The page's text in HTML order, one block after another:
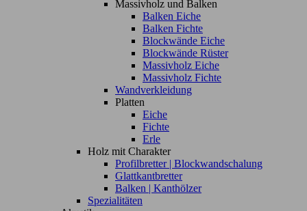
Massivholz und Balken
Balken Eiche
Balken Fichte
Blockwände Eiche
Blockwände Rüster
Massivholz Eiche
Massivholz Fichte
Wandverkleidung
Platten
Eiche
Fichte
Erle
Holz mit Charakter
Profilbretter | Blockwandschalung
Glattkantbretter
Balken | Kanthölzer
Spezialitäten